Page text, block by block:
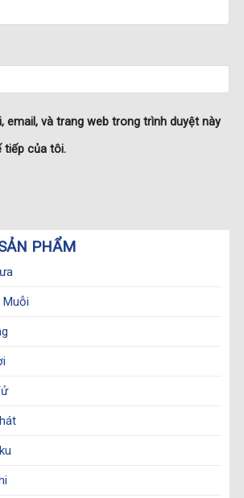
email, và trang web trong trình duyệt này
tiếp của tôi.
PHẨM